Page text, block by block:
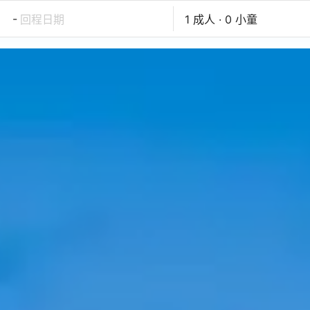
- 回程日期 1 成人 · 0 小童